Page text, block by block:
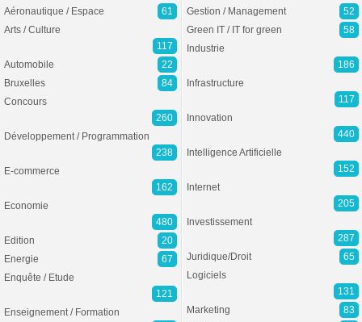
Aéronautique / Espace
61
Arts / Culture
117
Automobile
22
Bruxelles
84
Concours
260
Développement / Programmation
238
E-commerce
162
Economie
480
Edition
20
Energie
67
Enquête / Etude
121
Enseignement / Formation
Gestion / Management
52
Green IT / IT for green
58
Industrie
186
Infrastructure
117
Innovation
440
Intelligence Artificielle
152
Internet
205
Investissement
287
Juridique/Droit
65
Logiciels
131
Marketing
83